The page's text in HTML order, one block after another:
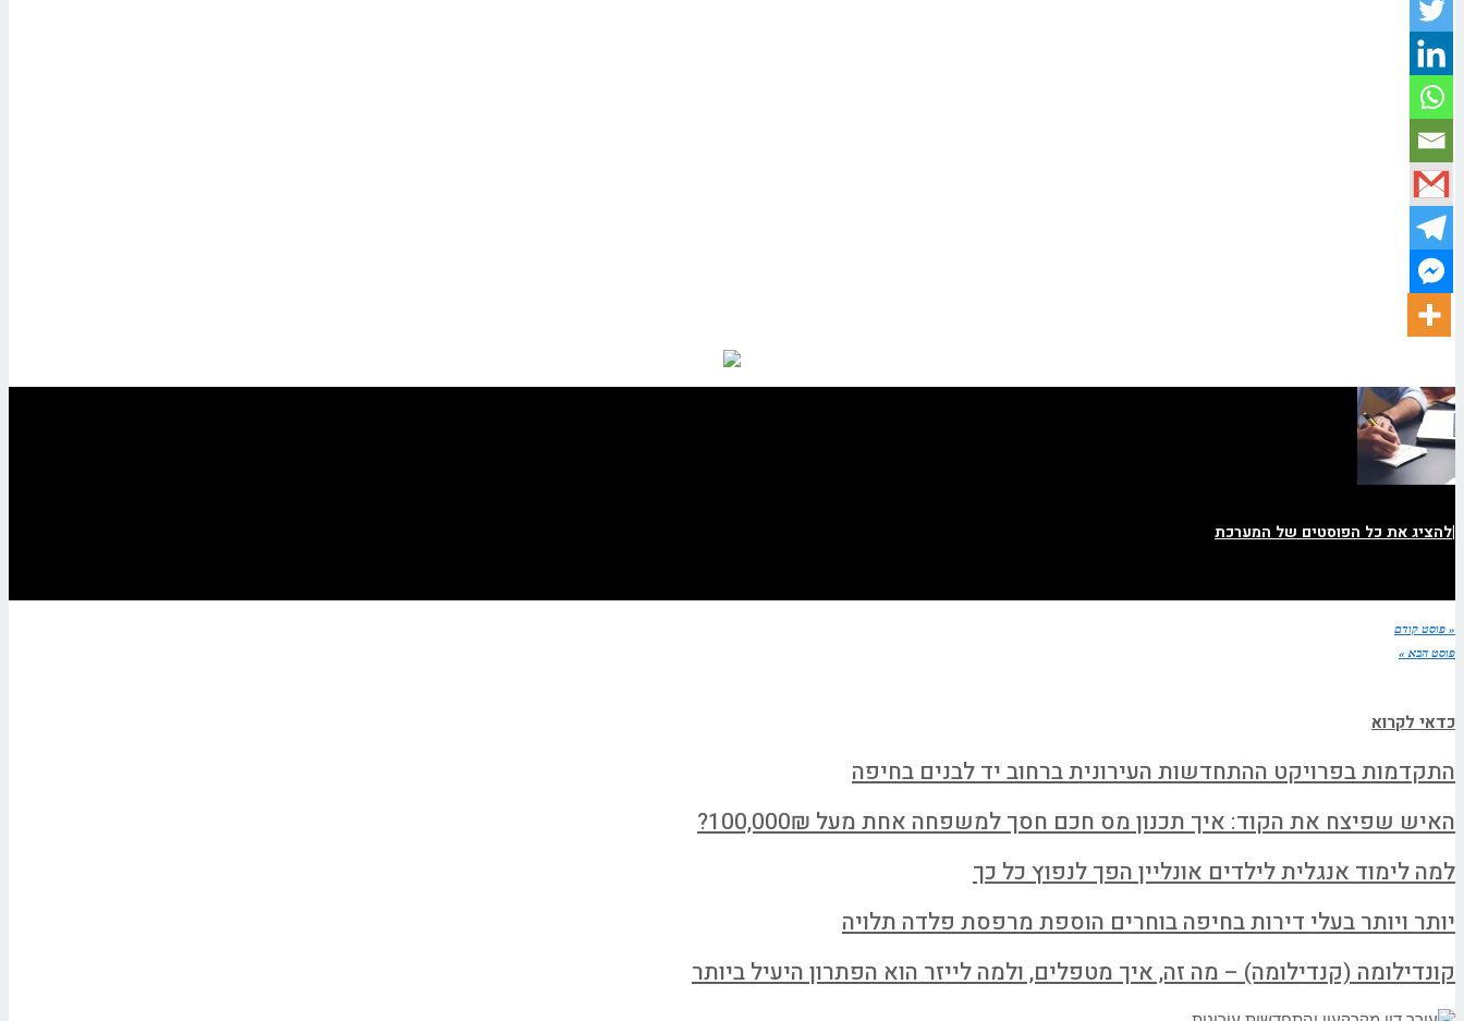
|להציג את כל הפוסטים של המערכת
« פוסט קודם
פוסט הבא »
כדאי לקרוא
התקדמות בפרויקט ההתחדשות העירונית ברחוב יד לבנים בחיפה
האיש שפיצח את הקוד: איך תכנון מס חכם חסך למשפחה אחת מעל 100,000₪?
למה לימוד אנגלית לילדים אונליין הפך לנפוץ כל כך
יותר ויותר בעלי דירות בחיפה בוחרים הוספת מרפסת פלדה תלויה
קונדילומה (קנדילומה) – מה זה, איך מטפלים, ולמה לייזר הוא הפתרון היעיל ביותר